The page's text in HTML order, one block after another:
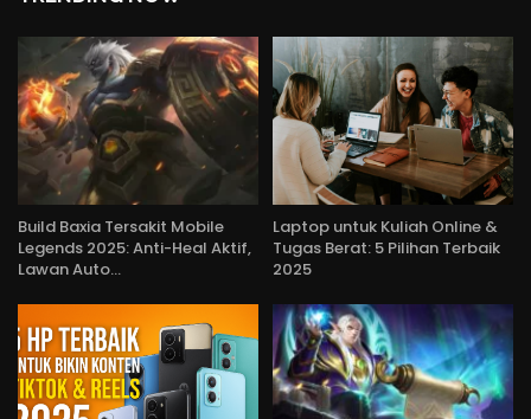
Build Baxia Tersakit Mobile
Legends 2025: Anti-Heal Aktif,
Lawan Auto…
Laptop untuk Kuliah Online &
Tugas Berat: 5 Pilihan Terbaik
2025